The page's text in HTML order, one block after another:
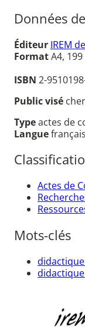
Données
Éditeur IREM
FormatA4, 199
ISBN 2-
Public visé
Typeactes de
Langue
Actes de
Mots-clés